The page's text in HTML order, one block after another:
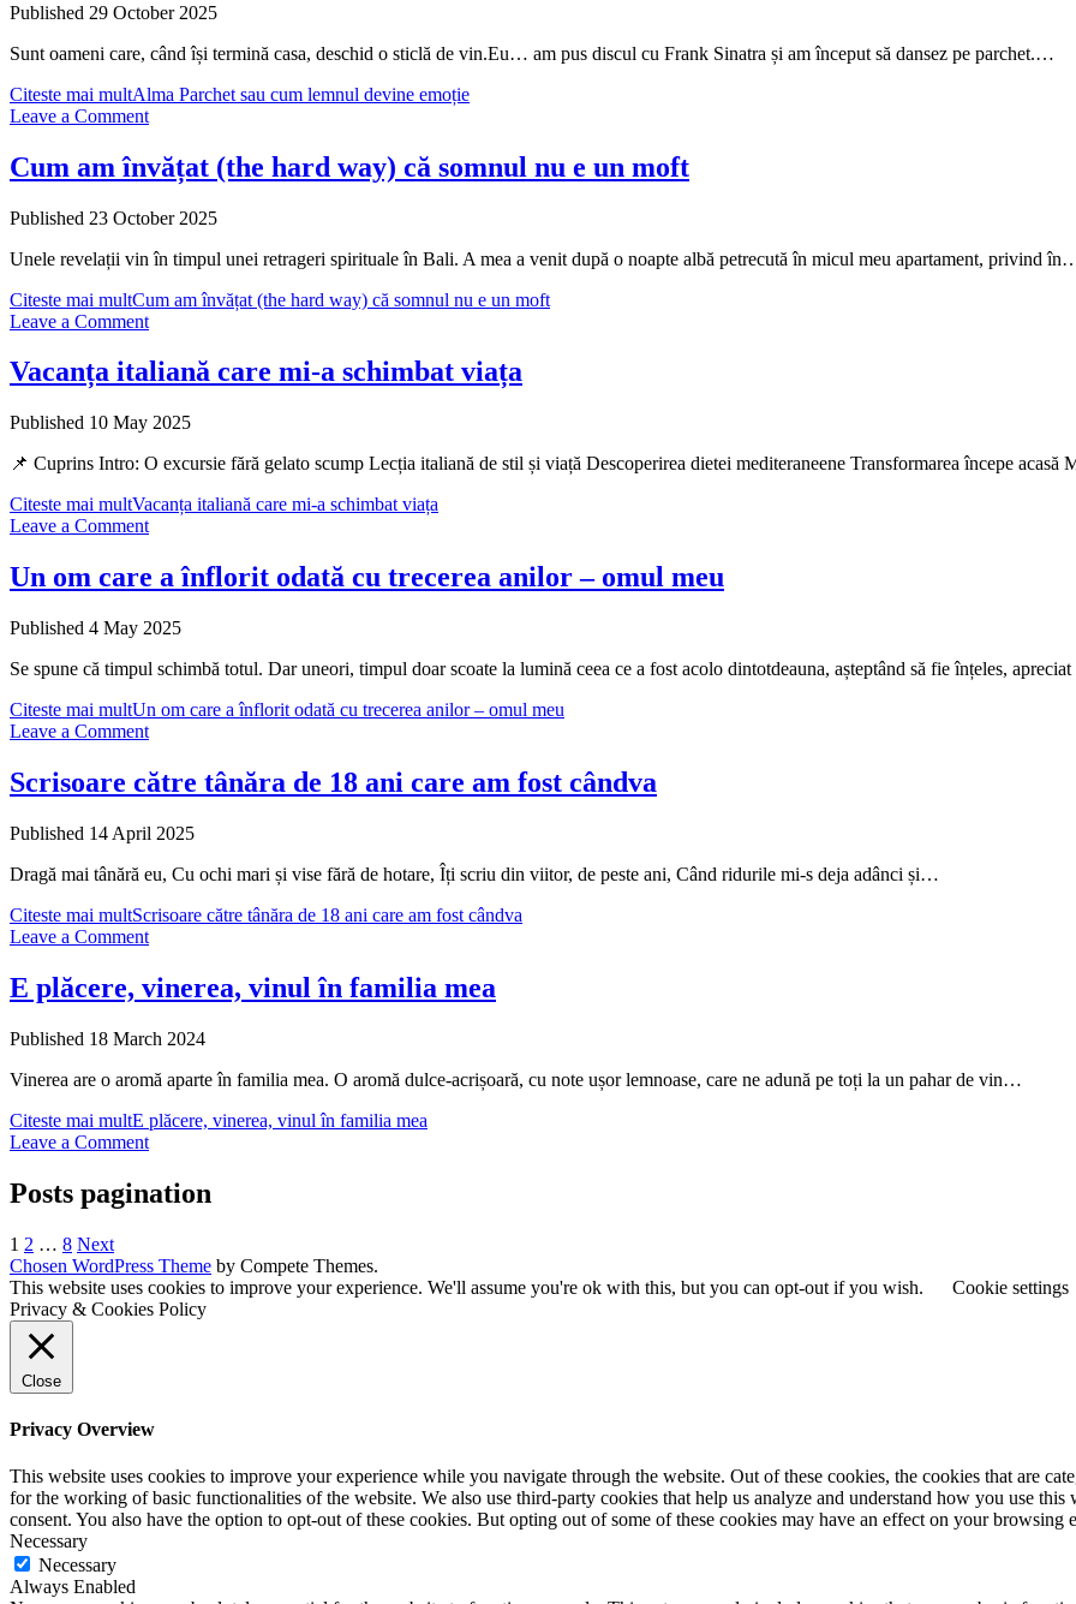
Published 29 October 2025
Sunt oameni care, când își termină casa, deschid o sticlă de vin.Eu… am pus discul cu Frank Sinatra și am început să dansez pe parchet.…
Citeste mai multAlma Parchet sau cum lemnul devine emoție
Leave a Comment
Cum am învățat (the hard way) că somnul nu e un moft
Published 23 October 2025
Unele revelații vin în timpul unei retrageri spirituale în Bali. A mea a venit după o noapte albă petrecută în micul meu apartament, privind
Citeste mai multCum am învățat (the hard way) că somnul nu e un moft
Leave a Comment
Vacanța italiană care mi-a schimbat viața
Published 10 May 2025
📌 Cuprins Intro: O excursie fără gelato scump Lecția italiană de stil și viață Descoperirea dietei mediteraneene Transformarea începe
Citeste mai multVacanța italiană care mi-a schimbat viața
Leave a Comment
Un om care a înflorit odată cu trecerea anilor – omul meu
Published 4 May 2025
Se spune că timpul schimbă totul. Dar uneori, timpul doar scoate la lumină ceea ce a fost acolo dintotdeauna, așteptând să fie înțeles,
Citeste mai multUn om care a înflorit odată cu trecerea anilor – omul meu
Leave a Comment
Scrisoare către tânăra de 18 ani care am fost cândva
Published 14 April 2025
Dragă mai tânără eu, Cu ochi mari și vise fără de hotare, Îți scriu din viitor, de peste ani, Când ridurile mi-s deja adânci și…
Citeste mai multScrisoare către tânăra de 18 ani care am fost cândva
Leave a Comment
E plăcere, vinerea, vinul în familia mea
Published 18 March 2024
Vinerea are o aromă aparte în familia mea. O aromă dulce-acrișoară, cu note ușor lemnoase, care ne adună pe toți la un pahar de vin…
Citeste mai multE plăcere, vinerea, vinul în familia mea
Leave a Comment
Posts pagination
1 2 … 8 Next
Chosen WordPress Theme by Compete Themes.
This website uses cookies to improve your experience. We'll assume you're ok with this, but you can opt-out if you wish.
Cookie settings
Privacy & Cookies Policy
Close
Privacy Overview
This website uses cookies to improve your experience while you navigate through the website. Out of these cookies, the cookies that are
for the working of basic functionalities of the website. We also use third-party cookies that help us analyze and understand how you use
consent. You also have the option to opt-out of these cookies. But opting out of some of these cookies may have an effect on your browsing
Necessary
Necessary
Always Enabled